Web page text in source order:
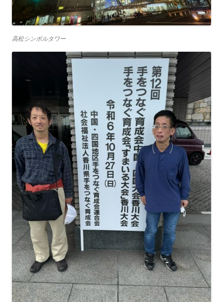
高松シンボルタワー